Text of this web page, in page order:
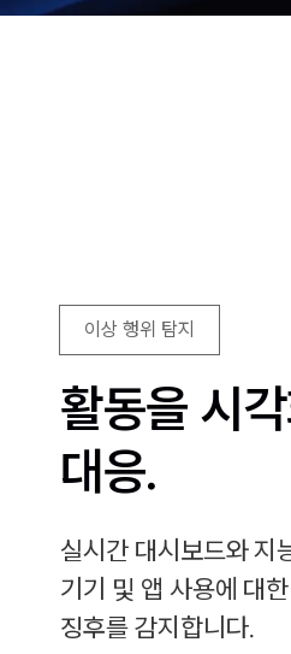
이상 행위 탐지
활동을 시
대응.
실시간 대시보드와 지
기기 및 앱 사용에 대
징후를 감지합니다.